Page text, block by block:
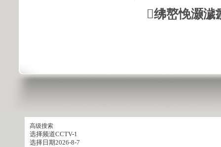
绋嶅悗灏
高级搜索
选择频道CCTV-1
选择日期2026-8-7